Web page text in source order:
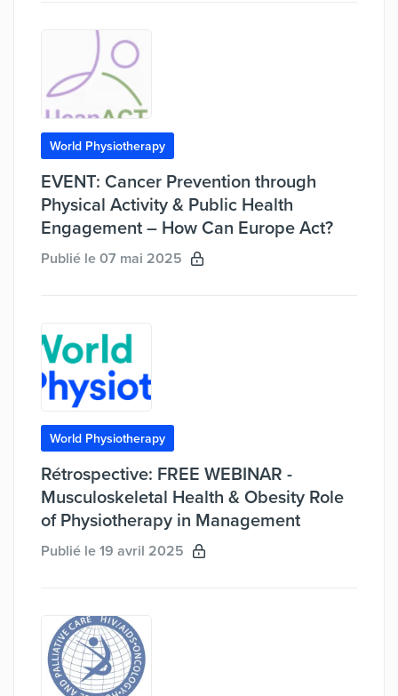
World Physiotherapy
EVENT: Cancer Prevention through
Physical Activity & Public Health
Engagement – How Can Europe Act?
Publié le 07 mai 2025
World Physiotherapy
Rétrospective: FREE WEBINAR -
Musculoskeletal Health & Obesity Role
of Physiotherapy in Management
Publié le 19 avril 2025